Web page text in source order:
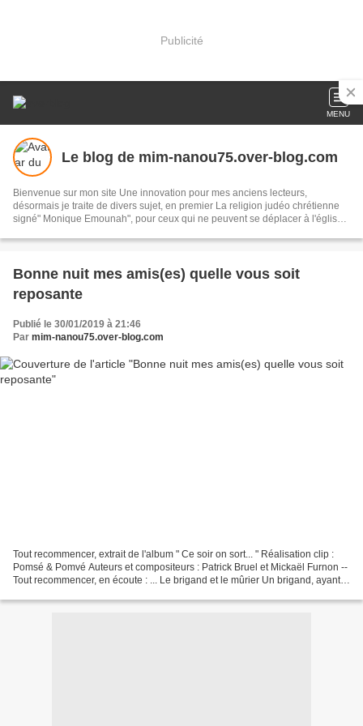
Publicité
MENU
Le blog de mim-nanou75.over-blog.com
Bienvenue sur mon site Une innovation pour mes anciens lecteurs,
désormais je traite de divers sujet, en premier La religion judéo chrétienne
signé" Monique Emounah", pour ceux qui ne peuvent se déplacer à l'églises
offices du jour, la politique (LR) et les infos, la poésie et les arts en général.
parutions et quelquefois un rappel pour mes anciens écrits. Merci de votre
Bonne nuit mes amis(es) quelle vous soit
reposante
Publié le 30/01/2019 à 21:46
Par mim-nanou75.over-blog.com
Tout recommencer, extrait de l'album " Ce soir on sort... " Réalisation clip :
Pomsé & Pomvé Auteurs et compositeurs : Patrick Bruel et Mickaël Furnon --
Tout recommencer, en écoute : ... Le brigand et le mûrier Un brigand, ayant